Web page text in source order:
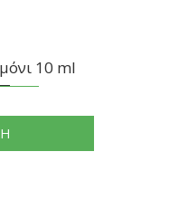
10 ml